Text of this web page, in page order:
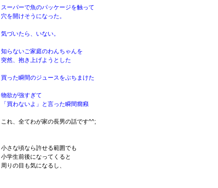
スーパーで魚のパッケージを触って
穴を開けそうになった。
気づいたら、いない。
知らないご家庭のわんちゃんを
突然、抱き上げようとした
買った瞬間のジュースをぶちまけた
物欲が強すぎて
「買わないよ」と言った瞬間癇癪
これ、全てわが家の長男の話です^^;
小さな頃なら許せる範囲でも
小学生前後になってくると
周りの目も気になるし、